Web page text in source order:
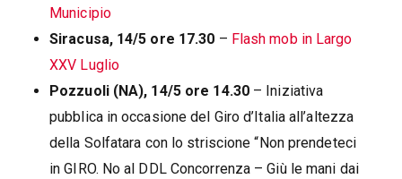
Municipio
Siracusa, 14/5 ore 17.30 – Flash mob in Largo
XXV Luglio
Pozzuoli (NA), 14/5 ore 14.30– Iniziativa
pubblica in occasione del Giro d’Italia all’altezza
della Solfatara con lo striscione “Non prendeteci
in GIRO. No al DDL Concorrenza – Giù le mani dai